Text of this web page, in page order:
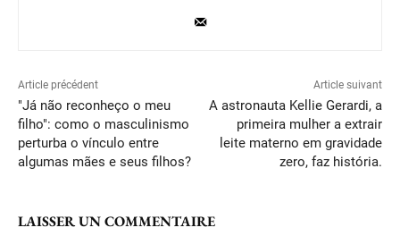
Article précédent
"Já não reconheço o meu
filho": como o masculinismo
perturba o vínculo entre
algumas mães e seus filhos?
Article suivant
A astronauta Kellie Gerardi, a
primeira mulher a extrair
leite materno em gravidade
zero, faz história.
LAISSER UN COMMENTAIRE